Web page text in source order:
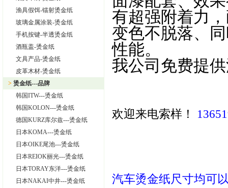
渔具假饵-镭射烫金纸
玻璃金属涂装-烫金纸
手机按键-半透烫金纸
酒瓶盖-烫金纸
文具产品-烫金纸
皮革木材-烫金纸
> 烫金纸---品牌
韩国ITW---烫金纸
韩国KOLON---烫金纸
德国KURZ库尔兹---烫金纸
日本KOMA---烫金纸
日本OIKE尾池---烫金纸
日本REIOK丽光---烫金纸
日本TORAY东洋---烫金纸
日本NAKAI中井---烫金纸
有超强附着力
变色不脱落、
性能。
我公司免费提
欢迎来电索样！
汽车烫金纸尺寸均可